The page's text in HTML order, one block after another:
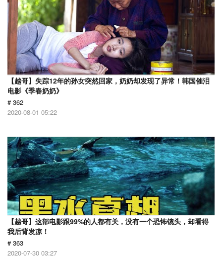
【越哥】失踪12年的孙女突然回家，奶奶却发现了异常！韩国催泪
电影《季春奶奶》
# 362
2020-08-01 05:22
【越哥】这部电影跟99%的人都有关，没有一个恐怖镜头，却看得
我后背发凉！
# 363
2020-07-30 03:27